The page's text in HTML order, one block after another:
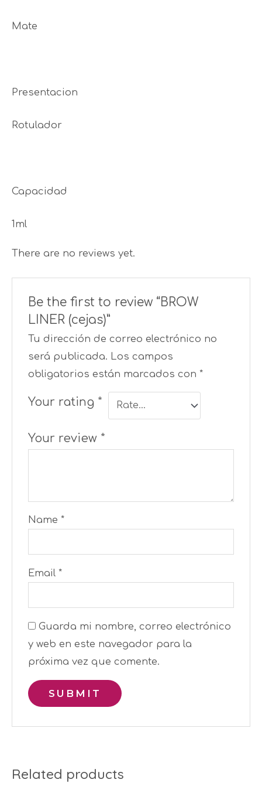
Mate
Presentacion
Rotulador
Capacidad
1ml
There are no reviews yet.
Be the first to review “BROW
LINER (cejas)”
Tu dirección de correo electrónico no
será publicada. Los campos
obligatorios están marcados con *
Your rating *
Your review *
Name*
Email*
Guarda mi nombre, correo electrónico
y web en este navegador para la
próxima vez que comente.
Related products